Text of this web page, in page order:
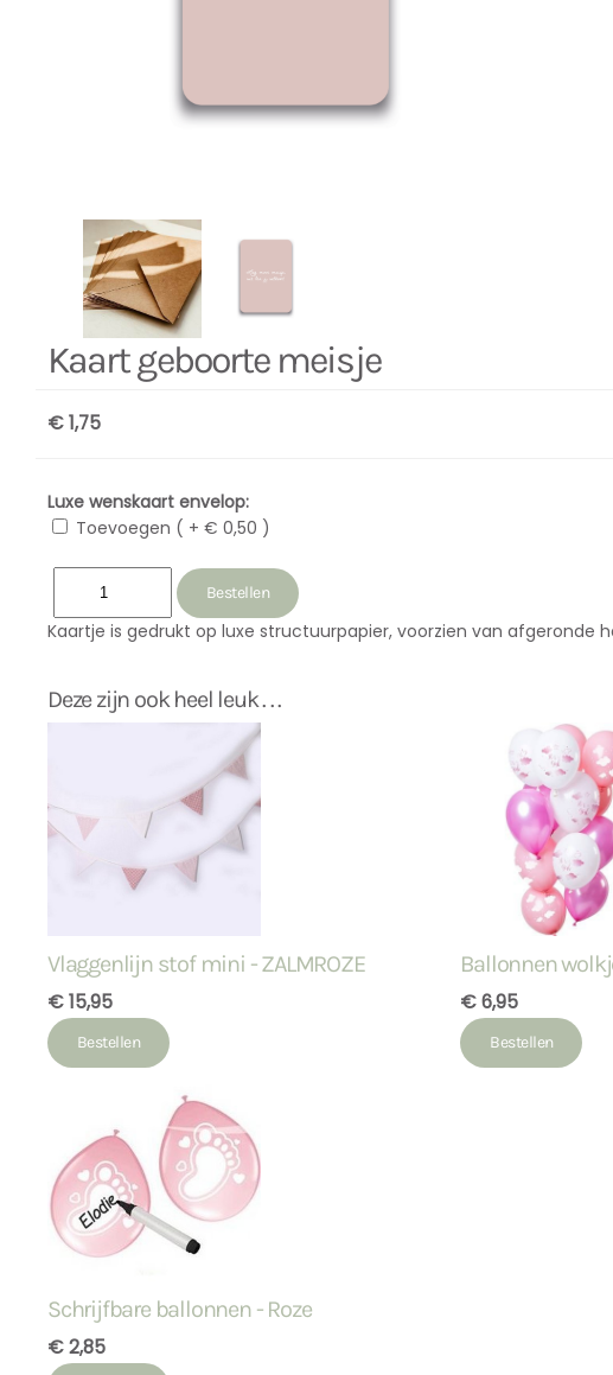
Kaart geboorte meisje
€ 1,75
Luxe wenskaart envelop:
Toevoegen ( + € 0,50 )
Kaartje is gedrukt op luxe structuurpapier, voorzien van afgeronde
Deze zijn ook heel leuk . . .
Vlaggenlijn stof mini - ZALMROZE
€ 15,95
Bestellen
Ballonnen
€ 6,95
Bestellen
Schrijfbare ballonnen - Roze
€ 2,85